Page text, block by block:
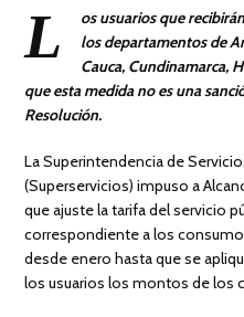
L
os usuarios que
los departamentos de
Cauca, Cundinamarca,
que esta medida no es una
Resolución.
La Superintendencia de
(Superservicios) impuso a
que ajuste la tarifa del servicio
correspondiente a los
desde enero hasta que se
los usuarios los montos de los